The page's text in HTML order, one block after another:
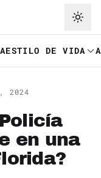
ESTILO DE VIDA
2024
en una